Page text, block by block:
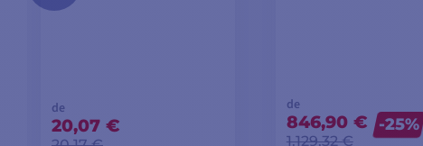
de
20,07 €
de
846,90 €
1.129,32 €
-25%